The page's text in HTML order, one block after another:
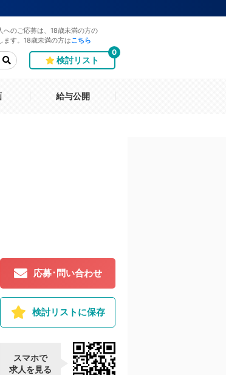
へのご応募は、18歳未満の方の
ます。18歳未満の方は こちら
検討リスト
0
給与公開
応募･問い合わせ
検討リストに保存
スマホで
求人を見る